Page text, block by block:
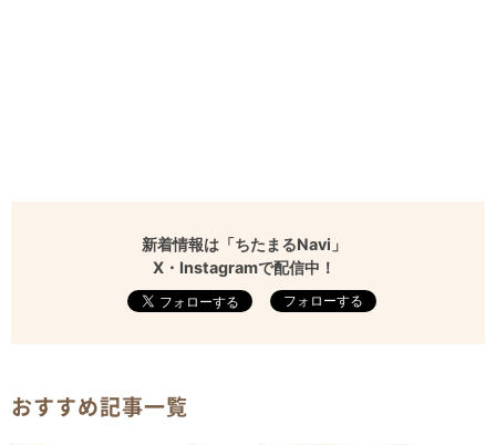
新着情報は「ちたまるNavi」
X・Instagramで配信中！
フォローする
おすすめ記事一覧